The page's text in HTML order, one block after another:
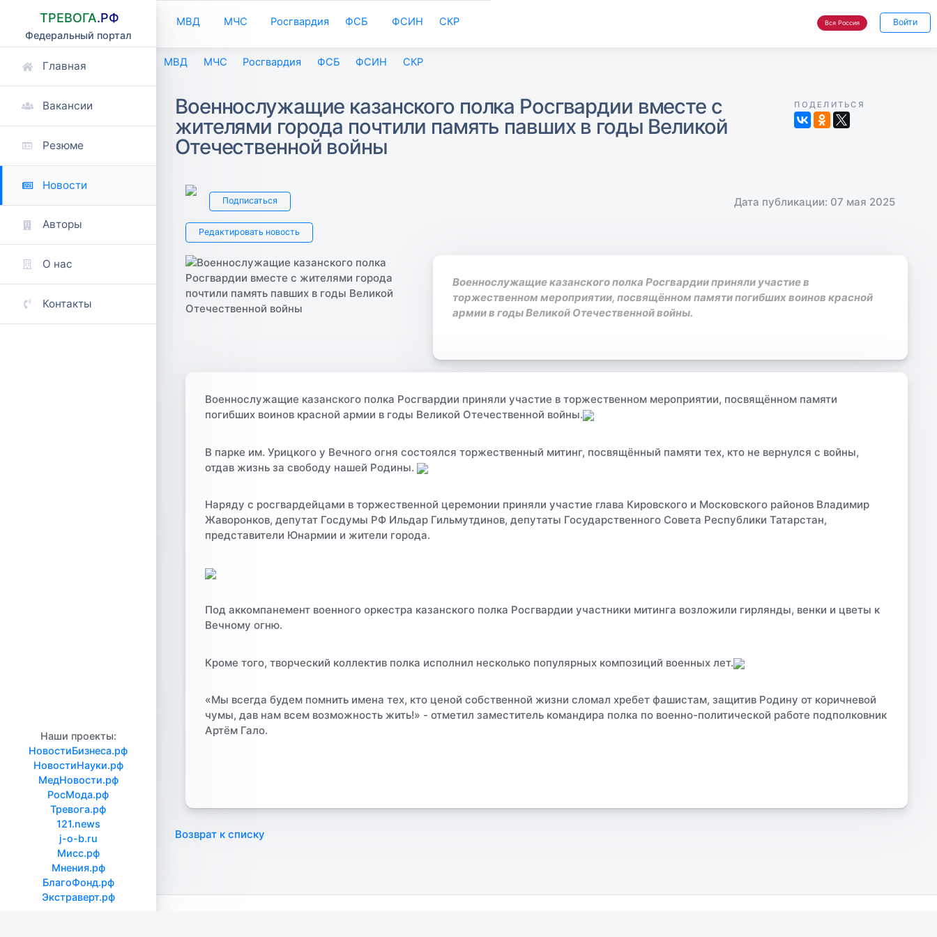
ТРЕВОГА.РФ
Федеральный портал
Главная
Вакансии
Резюме
Новости
Авторы
О нас
Контакты
Наши проекты:
НовостиБизнеса.рф
НовостиНауки.рф
МедНовости.рф
РосМода.рф
Тревога.рф
121.news
j-o-b.ru
Мисс.рф
Мнения.рф
БлагоФонд.рф
Экстраверт.рф
МВД МЧС Росгвардия ФСБ ФСИН СКР Вся Россия Войти
МВД МЧС Росгвардия ФСБ ФСИН СКР
Военнослужащие казанского полка Росгвардии вместе с
жителями города почтили память павших в годы Великой
Отечественной войны
ПОДЕЛИТЬСЯ
Подписаться Дата публикации: 07 мая 2025
Редактировать новость
Военнослужащие казанского полка Росгвардии приняли участие в
торжественном мероприятии, посвящённом памяти погибших воинов красной
армии в годы Великой Отечественной войны.
Военнослужащие казанского полка Росгвардии приняли участие в торжественном мероприятии, посвящённом памяти
погибших воинов красной армии в годы Великой Отечественной войны.
В парке им. Урицкого у Вечного огня состоялся торжественный митинг, посвящённый памяти тех, кто не вернулся с войны,
отдав жизнь за свободу нашей Родины.
Наряду с росгвардейцами в торжественной церемонии приняли участие глава Кировского и Московского районов Владимир
Жаворонков, депутат Госдумы РФ Ильдар Гильмутдинов, депутаты Государственного Совета Республики Татарстан,
представители Юнармии и жители города.
Под аккомпанемент военного оркестра казанского полка Росгвардии участники митинга возложили гирлянды, венки и цветы к
Вечному огню.
Кроме того, творческий коллектив полка исполнил несколько популярных композиций военных лет.
«Мы всегда будем помнить имена тех, кто ценой собственной жизни сломал хребет фашистам, защитив Родину от коричневой
чумы, дав нам всем возможность жить!» - отметил заместитель командира полка по военно-политической работе подполковник
Артём Гало.
Возврат к списку